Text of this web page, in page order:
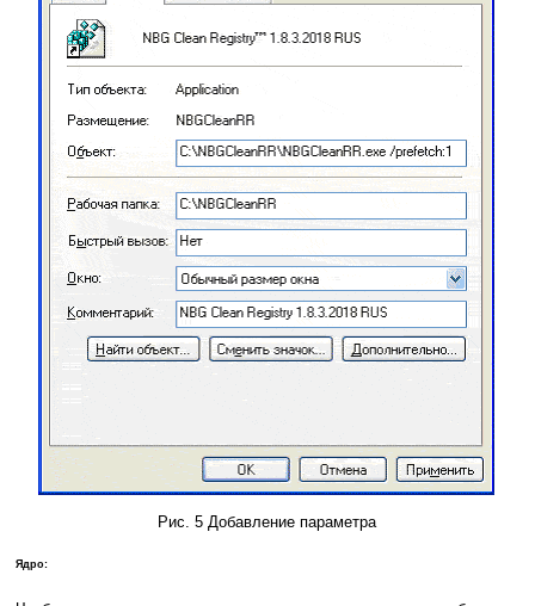
Рис. 5 Добавление параметра
Ядро: